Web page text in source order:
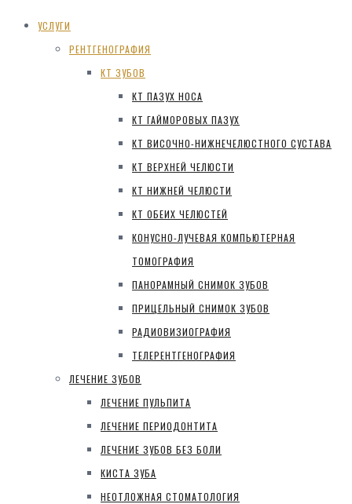
УСЛУГИ
РЕНТГЕНОГРАФИЯ
КТ ЗУБОВ
КТ ПАЗУХ НОСА
КТ ГАЙМОРОВЫХ ПАЗУХ
КТ ВИСОЧНО-НИЖНЕЧЕЛЮСТНОГО СУСТАВА
КТ ВЕРХНЕЙ ЧЕЛЮСТИ
КТ НИЖНЕЙ ЧЕЛЮСТИ
КТ ОБЕИХ ЧЕЛЮСТЕЙ
КОНУСНО-ЛУЧЕВАЯ КОМПЬЮТЕРНАЯ
ТОМОГРАФИЯ
ПАНОРАМНЫЙ СНИМОК ЗУБОВ
ПРИЦЕЛЬНЫЙ СНИМОК ЗУБОВ
РАДИОВИЗИОГРАФИЯ
ТЕЛЕРЕНТГЕНОГРАФИЯ
ЛЕЧЕНИЕ ЗУБОВ
ЛЕЧЕНИЕ ПУЛЬПИТА
ЛЕЧЕНИЕ ПЕРИОДОНТИТА
ЛЕЧЕНИЕ ЗУБОВ БЕЗ БОЛИ
КИСТА ЗУБА
НЕОТЛОЖНАЯ СТОМАТОЛОГИЯ